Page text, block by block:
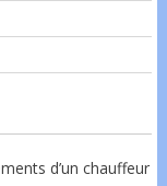
d’un chauffeur